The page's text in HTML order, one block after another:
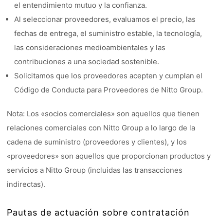
el entendimiento mutuo y la confianza.
Al seleccionar proveedores, evaluamos el precio, las
fechas de entrega, el suministro estable, la tecnología,
las consideraciones medioambientales y las
contribuciones a una sociedad sostenible.
Solicitamos que los proveedores acepten y cumplan el
Código de Conducta para Proveedores de Nitto Group.
Nota: Los «socios comerciales» son aquellos que tienen
relaciones comerciales con Nitto Group a lo largo de la
cadena de suministro (proveedores y clientes), y los
«proveedores» son aquellos que proporcionan productos y
servicios a Nitto Group (incluidas las transacciones
indirectas).
Pautas de actuación sobre contratación